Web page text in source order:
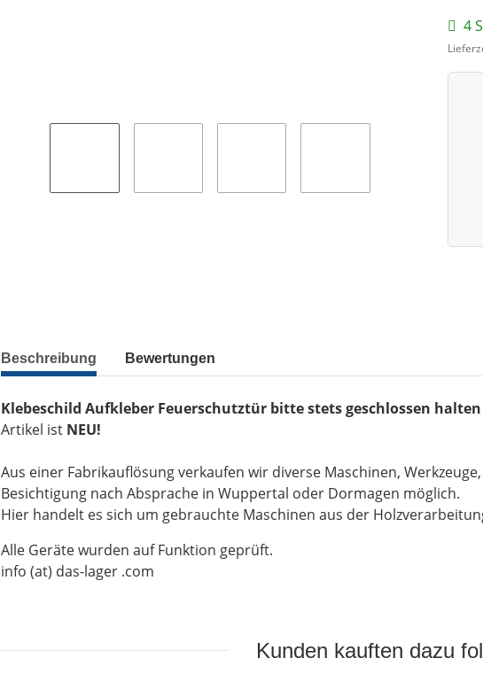
4
Beschreibung Bewertungen
Klebeschild Aufkleber Feuerschutztür bitte stets geschlossen
Artikel ist NEU!
Aus einer Fabrikauflösung verkaufen wir diverse Maschinen,
Besichtigung nach Absprache in Wuppertal oder Dormagen möglich.
Hier handelt es sich um gebrauchte Maschinen aus der
Alle Geräte wurden auf Funktion geprüft.
info (at) das-lager .com
Kunden kauften dazu